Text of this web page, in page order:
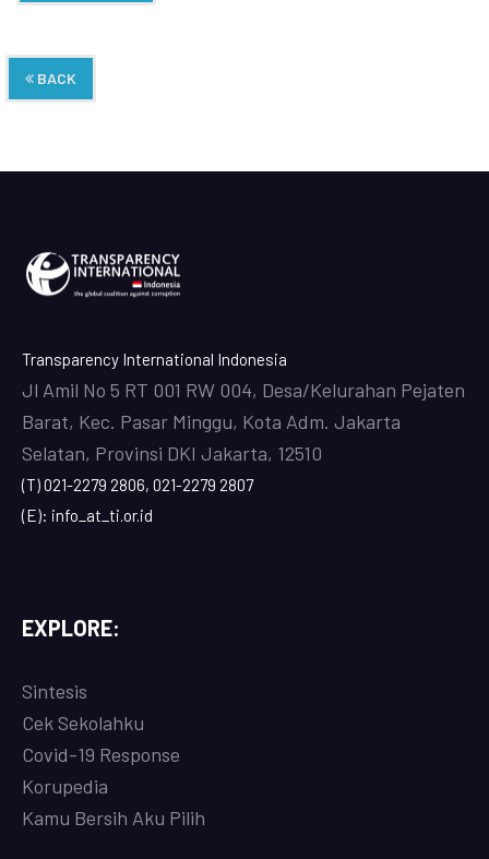
BACK
Transparency International Indonesia
Jl Amil No 5 RT 001 RW 004, Desa/Kelurahan Pejaten
Barat, Kec. Pasar Minggu, Kota Adm. Jakarta
Selatan, Provinsi DKI Jakarta, 12510
(T) 021-2279 2806, 021-2279 2807
(E): info_at_ti.or.id
EXPLORE:
Sintesis
Cek Sekolahku
Covid-19 Response
Korupedia
Kamu Bersih Aku Pilih